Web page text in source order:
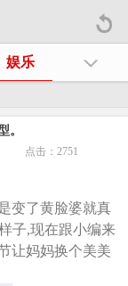
娱乐
。
点击：2751
变了黄脸婆就真
子,现在跟小编来
让妈妈换个美美